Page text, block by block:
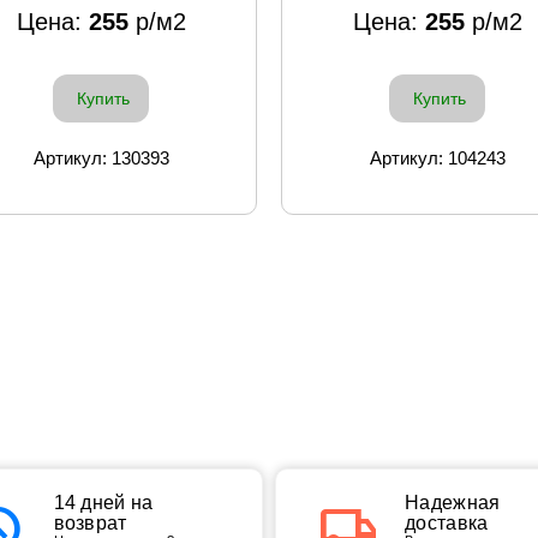
Цена: 255р/м2
Купить
Артикул: 130393
Цена: 255р/м2
Купить
Артикул: 104243
14 дней на
возврат
Надежная
доставка